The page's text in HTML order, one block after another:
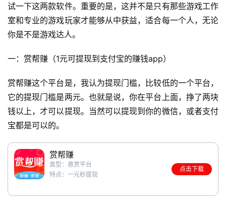
试一下这两款软件。重要的是，这并不是只有那些游戏工作
室和专业的游戏玩家才能够从中获益，适合每一个人，无论
你是不是游戏达人。
一：赏帮赚（1元可提现到支付宝的赚钱app）
赏帮赚这个平台是，我认为提现门槛，比较低的一个平台，
它的提现门槛是两元。也就是说，你在平台上面，挣了两块
钱以上，才可以提现。当然可以提现到你的微信，或者支付
宝都是可以的。
赏帮赚
类型：悬赏平台
特点：一元秒提现
点击下载